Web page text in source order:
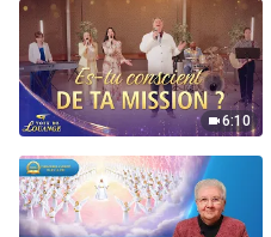
6:10